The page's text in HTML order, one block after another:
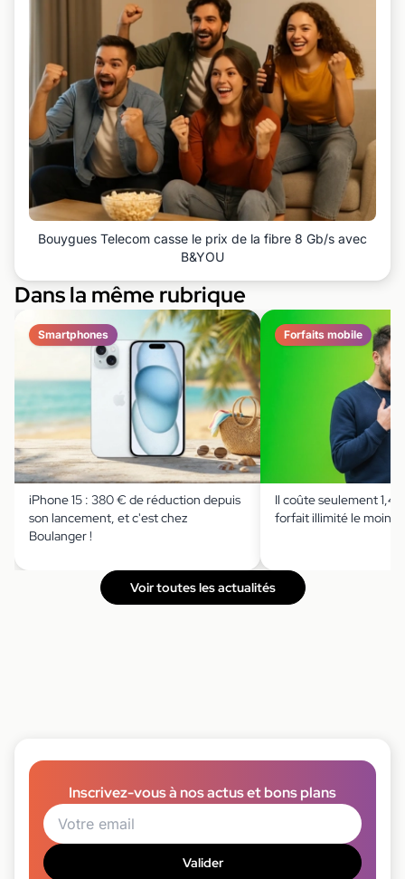
Bouygues Telecom casse le prix de la fibre 8 Gb/s avec
B&YOU
Dans la même rubrique
Smartphones
iPhone 15 : 380 € de réduction depuis
son lancement, et c'est chez
Boulanger !
Forfaits mobile
Il coûte seulement
forfait illimité le moins
Voir toutes les actualités
Inscrivez-vous à nos actus et bons plans
Valider